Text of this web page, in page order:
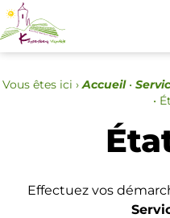
Vous êtes ici › Accueil•
•
Effectuez vos
Panneau de gestion des